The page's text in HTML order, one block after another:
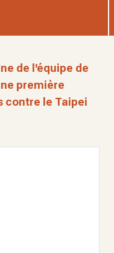
de l'équipe de
première
contre le Taipei